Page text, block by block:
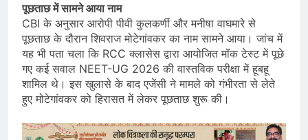
पूछताछ में सामने आया नाम
CBI के अनुसार आरोपी पीवी कुलकर्णी और मनीषा वाघमारे से
पूछताछ के दौरान शिवराज मोटेगांवकर का नाम सामने आया। जांच में
यह भी पता चला कि RCC क्लासेस द्वारा आयोजित मॉक टेस्ट में पूछे
गए कई सवाल NEET-UG 2026 की वास्तविक परीक्षा में हूबहू
शामिल थे। इस खुलासे के बाद एजेंसी ने मामले को गंभीरता से लेते
हुए मोटेगांवकर को हिरासत में लेकर पूछताछ शुरू की।